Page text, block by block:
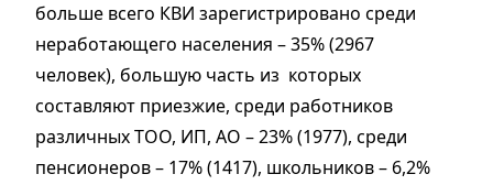
больше всего КВИ зарегистрировано среди
неработающего населения – 35% (2967
человек), большую часть из которых
составляют приезжие, среди работников
различных ТОО, ИП, АО – 23% (1977), среди
пенсионеров – 17% (1417), школьников – 6,2%